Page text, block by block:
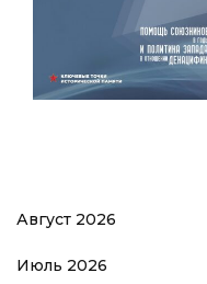
Август 2026
Июль 2026